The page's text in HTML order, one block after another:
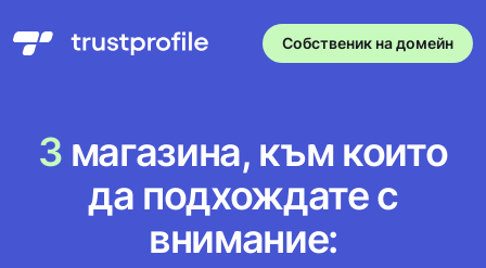
Собственик на домейн
3 магазина, към които
да подхождате с
внимание: